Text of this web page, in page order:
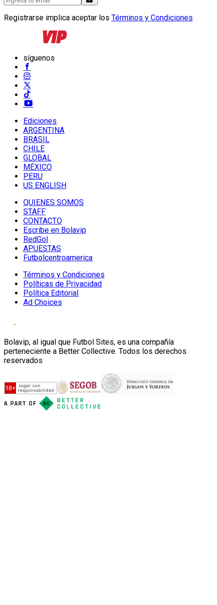
Registrarse implica aceptar los Términos y Condiciones
síguenos
Ediciones
ARGENTINA
BRASIL
CHILE
GLOBAL
MÉXICO
PERU
US ENGLISH
QUIENES SOMOS
STAFF
CONTACTO
Escribe en Bolavip
RedGol
APUESTAS
Futbolcentroamerica
Términos y Condiciones
Políticas de Privacidad
Política Editorial
Ad Choices
Bolavip, al igual que Futbol Sites, es una compañía
perteneciente a Better Collective. Todos los derechos
reservados